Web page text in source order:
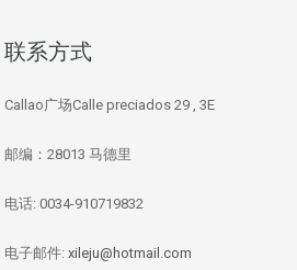
联系方式
Callao广场Calle preciados 29 , 3E
邮编：28013 马德里
电话: 0034-910719832
电子邮件: xileju@hotmail.com